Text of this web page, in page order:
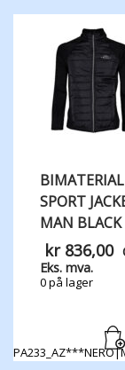
BIMATERIAL
SPORT
MAN BLACK
kr836,00
Eks. mva.
0 på lager